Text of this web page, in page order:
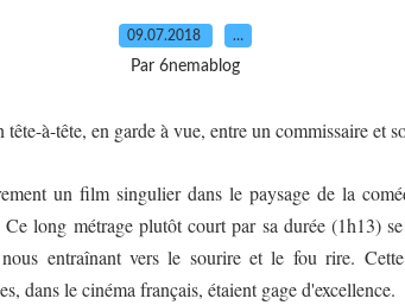
09.07.2018 …
Par 6nemablog
à-tête, en garde à vue, entre un commissaire et
un film singulier dans le paysage de la
long métrage plutôt court par sa durée (1h13)
nous entraînant vers le sourire et le fou rire.
dans le cinéma français, étaient gage d'excellence.